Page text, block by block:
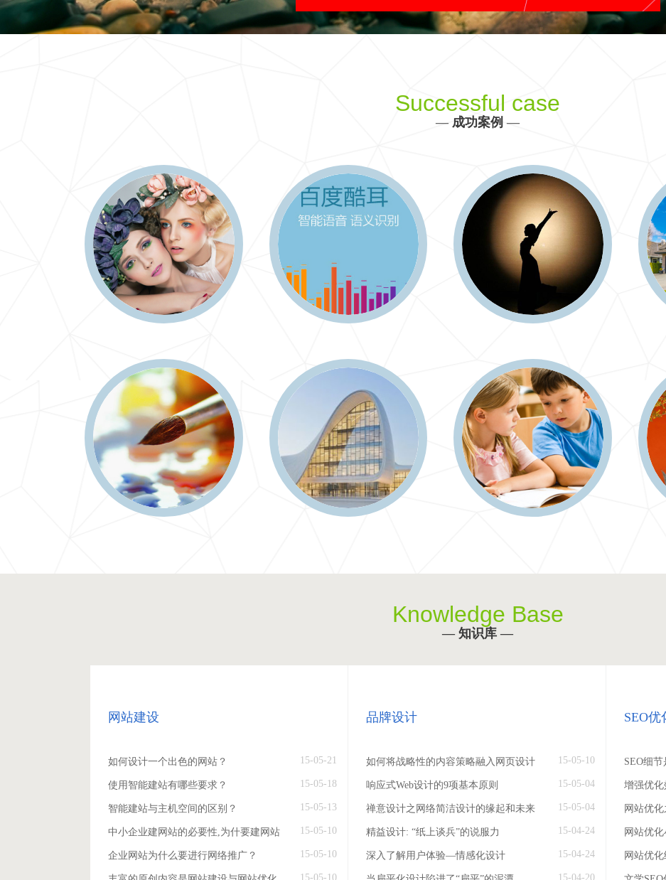
快
Successful case
— 成功案例 —
Knowledge Base
— 知识库 —
网站建设
如何设计一个出色的网站？ 15-05-21
使用智能建站有哪些要求？ 15-05-18
智能建站与主机空间的区别？ 15-05-13
中小企业建网站的必要性,为什要建网站 15-05-10
企业网站为什么要进行网络推广？ 15-05-10
15-05-10
品牌设计
如何将战略性的内容策略融入网页设计 15-05-10
响应式Web设计的9项基本原则 15-05-04
禅意设计之网络简洁设计的缘起和未来 15-05-04
精益设计: “纸上谈兵”的说服力 15-04-24
深入了解用户体验—情感化设计 15-04-24
15-04-20
SEO优
SEO细节
增强优化
网站优
网站优
网站优